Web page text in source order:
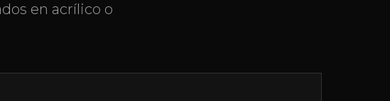
en acrílico o